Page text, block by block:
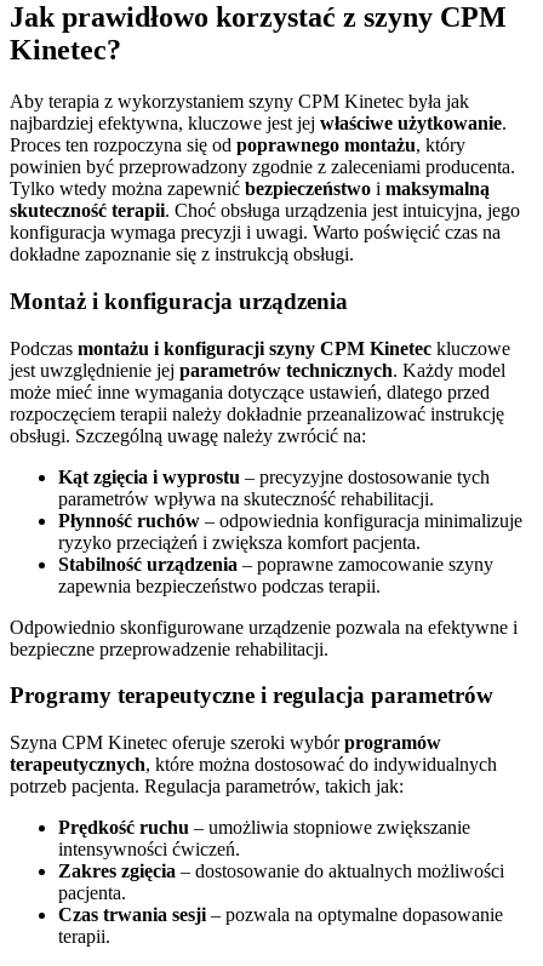
Jak prawidłowo korzystać z szyny CPM
Kinetec?
Aby terapia z wykorzystaniem szyny CPM Kinetec była jak
najbardziej efektywna, kluczowe jest jej właściwe użytkowanie.
Proces ten rozpoczyna się od poprawnego montażu, który
powinien być przeprowadzony zgodnie z zaleceniami producenta.
Tylko wtedy można zapewnić bezpieczeństwo i maksymalną
skuteczność terapii. Choć obsługa urządzenia jest intuicyjna, jego
konfiguracja wymaga precyzji i uwagi. Warto poświęcić czas na
dokładne zapoznanie się z instrukcją obsługi.
Montaż i konfiguracja urządzenia
Podczas montażu i konfiguracji szyny CPM Kinetec kluczowe
jest uwzględnienie jej parametrów technicznych. Każdy model
może mieć inne wymagania dotyczące ustawień, dlatego przed
rozpoczęciem terapii należy dokładnie przeanalizować instrukcję
obsługi. Szczególną uwagę należy zwrócić na:
Kąt zgięcia i wyprostu – precyzyjne dostosowanie tych
parametrów wpływa na skuteczność rehabilitacji.
Płynność ruchów – odpowiednia konfiguracja minimalizuje
ryzyko przeciążeń i zwiększa komfort pacjenta.
Stabilność urządzenia – poprawne zamocowanie szyny
zapewnia bezpieczeństwo podczas terapii.
Odpowiednio skonfigurowane urządzenie pozwala na efektywne i
bezpieczne przeprowadzenie rehabilitacji.
Programy terapeutyczne i regulacja parametrów
Szyna CPM Kinetec oferuje szeroki wybórprogramów
terapeutycznych, które można dostosować do indywidualnych
potrzeb pacjenta. Regulacja parametrów, takich jak:
Prędkość ruchu – umożliwia stopniowe zwiększanie
intensywności ćwiczeń.
Zakres zgięcia – dostosowanie do aktualnych możliwości
pacjenta.
Czas trwania sesji – pozwala na optymalne dopasowanie
terapii.